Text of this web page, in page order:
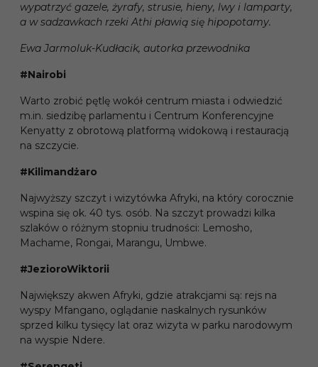
wypatrzyć gazele, żyrafy, strusie, hieny, lwy i lamparty,
a w sadzawkach rzeki Athi pławią się hipopotamy.
Ewa Jarmoluk-Kudłacik, autorka przewodnika
#Nairobi
Warto zrobić pętlę wokół centrum miasta i odwiedzić
m.in. siedzibę parlamentu i Centrum Konferencyjne
Kenyatty z obrotową platformą widokową i restauracją
na szczycie.
#Kilimandżaro
Najwyższy szczyt i wizytówka Afryki, na który corocznie
wspina się ok. 40 tys. osób. Na szczyt prowadzi kilka
szlaków o różnym stopniu trudności: Lemosho,
Machame, Rongai, Marangu, Umbwe.
#JezioroWiktorii
Największy akwen Afryki, gdzie atrakcjami są: rejs na
wyspy Mfangano, oglądanie naskalnych rysunków
sprzed kilku tysięcy lat oraz wizyta w parku narodowym
na wyspie Ndere.